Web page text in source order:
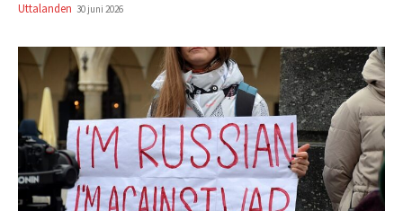
Uttalanden 30 juni 2026